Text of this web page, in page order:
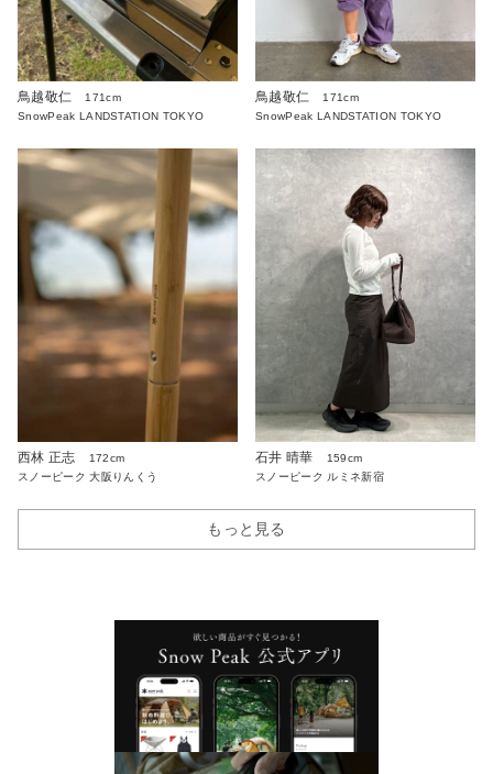
鳥越敬仁
171cm
SnowPeak LANDSTATION TOKYO
鳥越敬仁
171cm
SnowPeak LANDSTATION TOKYO
西林 正志
172cm
スノーピーク 大阪りんくう
石井 晴華
159cm
スノーピーク ルミネ新宿
もっと見る